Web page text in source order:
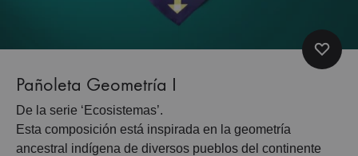
Pañoleta Geometría I
De la serie ‘Ecosistemas’.
Esta composición está inspirada en la geometría
ancestral indígena de diversos pueblos del continente